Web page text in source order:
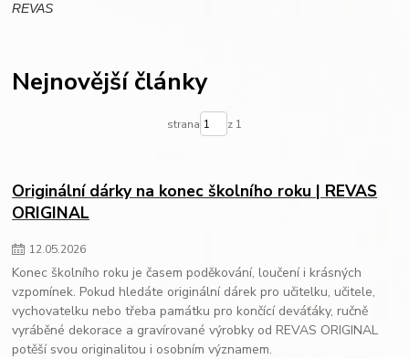
REVAS
Nejnovější články
strana z 1
Originální dárky na konec školního roku | REVAS
ORIGINAL
12.05.2026
Konec školního roku je časem poděkování, loučení i krásných
vzpomínek. Pokud hledáte originální dárek pro učitelku, učitele,
vychovatelku nebo třeba památku pro končící deváťáky, ručně
vyráběné dekorace a gravírované výrobky od REVAS ORIGINAL
potěší svou originalitou i osobním významem.